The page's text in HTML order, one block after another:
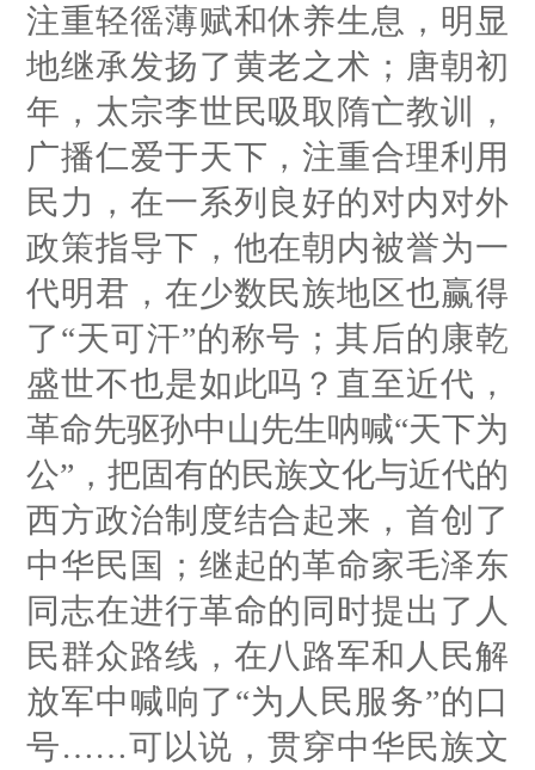
注重轻徭薄赋和休养生息，明显
地继承发扬了黄老之术；唐朝初
年，太宗李世民吸取隋亡教训，
广播仁爱于天下，注重合理利用
民力，在一系列良好的对内对外
政策指导下，他在朝内被誉为一
代明君，在少数民族地区也赢得
了“天可汗”的称号；其后的康乾
盛世不也是如此吗？直至近代，
革命先驱孙中山先生呐喊“天下为
公”，把固有的民族文化与近代的
西方政治制度结合起来，首创了
中华民国；继起的革命家毛泽东
同志在进行革命的同时提出了人
民群众路线，在八路军和人民解
放军中喊响了“为人民服务”的口
号……可以说，贯穿中华民族文